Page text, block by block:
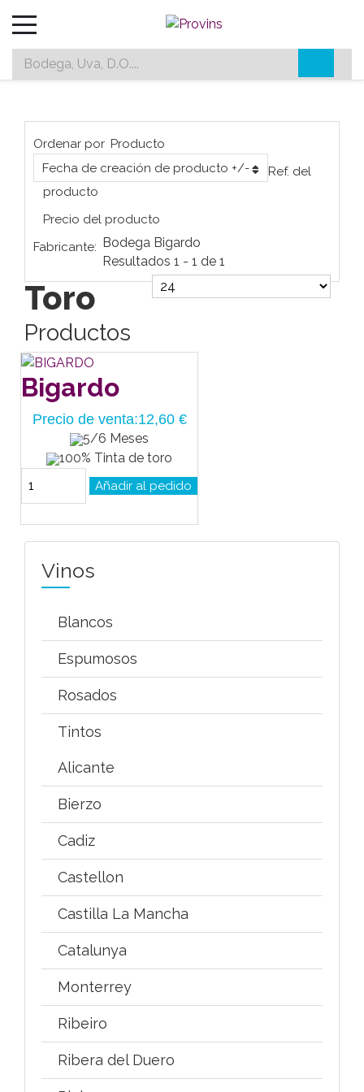
Ordenar por
Fecha de creación de producto +/-
Producto
Ref. del
producto
Precio del producto
Fabricante: Bodega Bigardo
Resultados 1 - 1 de 1
Toro
Productos
Bigardo
Precio de venta:12,60 €
5/6 Meses
100% Tinta de toro
Vinos
Blancos
Espumosos
Rosados
Tintos
Alicante
Bierzo
Cadiz
Castellon
Castilla La Mancha
Catalunya
Monterrey
Ribeiro
Ribera del Duero